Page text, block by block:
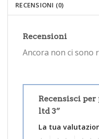
RECENSIONI (0)
Recensioni
Ancora non ci sono
Recensisci
ltd 3”
La tua